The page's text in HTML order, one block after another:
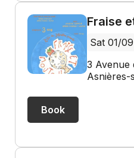
Fraise
Sat 01/09
3 Avenue
Asnières-
Book